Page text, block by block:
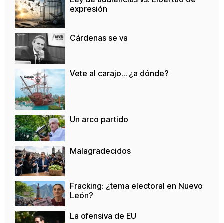
expresión
Cárdenas se va
Vete al carajo… ¿a dónde?
Un arco partido
Malagradecidos
Fracking: ¿tema electoral en Nuevo
León?
La ofensiva de EU